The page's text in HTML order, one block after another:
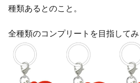
種類あるとのこと。
全種類のコンプリートを目指してみ